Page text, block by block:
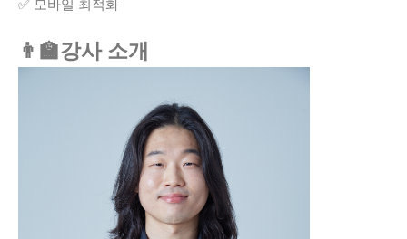
✅ 모바일 최적화
👨‍🏫강사 소개